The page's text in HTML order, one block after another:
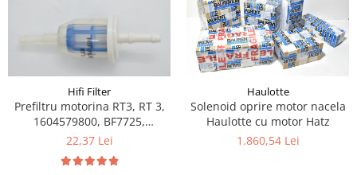
Garnituri utilaje
Siguranta
Abtibilduri - Etichete
Girofar
Piese electrice
Piese Timberjack
Piese Valmet Valtra
Piese Vogele
Piese Yuchai
Piese Zeppelin
Piese Schaeff
Hifi Filter
Prefiltru motorina RT3, RT 3,
1604579800, BF7725,
05715861, 1G7206, 49302261,
2505021S, 2505022, 3730071,
22,37 Lei
Haulotte
Solenoid oprire motor nacela
Haulotte cu motor Hatz
1.860,54 Lei